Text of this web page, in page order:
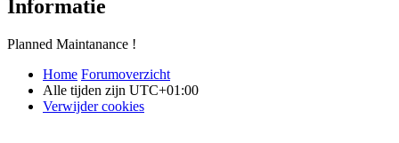
Informatie
Planned Maintanance !
Home Forumoverzicht
Alle tijden zijn UTC+01:00
Verwijder cookies